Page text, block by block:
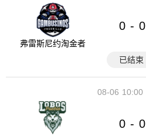
弗雷斯尼约淘金者
0 - 0
已结束
10:00
08-06
0 - 0